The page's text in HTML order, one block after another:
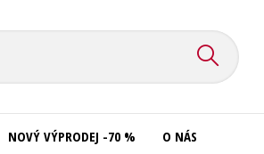
NOVÝ VÝPRODEJ -70 % O NÁS